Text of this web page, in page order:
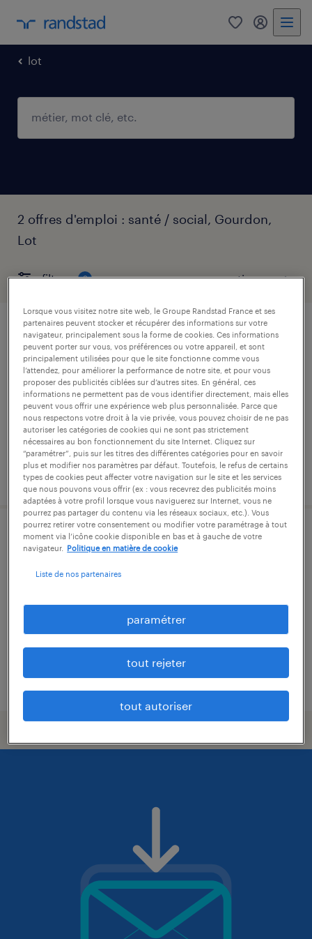
0 mon
lot
2 offres d'emploi : santé / social, Gourdon,
Lot
filtres 2
médecin généraliste (f/h)
gourdon, lot
intérim
58,77 € par heure
publié le 27 mai 2026
médecin généraliste (f/h)
gourdon, lot
58,77 € par heure
publié le 3 mars 2026
Lorsque vous visitez notre site web, le Groupe Randstad France et ses
partenaires peuvent stocker et récupérer des informations sur votre
navigateur, principalement sous la forme de cookies. Ces informations
peuvent porter sur vous, vos préférences ou votre appareil, et sont
principalement utilisées pour que le site fonctionne comme vous
l’attendez, pour améliorer la performance de notre site, et pour vous
proposer des publicités ciblées sur d’autres sites. En général, ces
informations ne permettent pas de vous identifier directement, mais elles
peuvent vous offrir une expérience web plus personnalisée. Parce que
nous respectons votre droit à la vie privée, vous pouvez choisir de ne pas
autoriser les catégories de cookies qui ne sont pas strictement
nécessaires au bon fonctionnement du site Internet. Cliquez sur
“paramétrer”, puis sur les titres des différentes catégories pour en savoir
plus et modifier nos paramètres par défaut. Toutefois, le refus de certains
types de cookies peut affecter votre navigation sur le site et les services
que nous pouvons vous offrir (ex : vous recevrez des publicités moins
adaptées à votre profil lorsque vous naviguerez sur Internet, vous ne
pourrez pas partager du contenu via les réseaux sociaux, etc.). Vous
pourrez retirer votre consentement ou modifier votre paramétrage à tout
moment via l’icône cookie disponible en bas et à gauche de votre
navigateur.
Politique en matière de cookie
Liste de nos partenaires
paramétrer
tout rejeter
tout autoriser